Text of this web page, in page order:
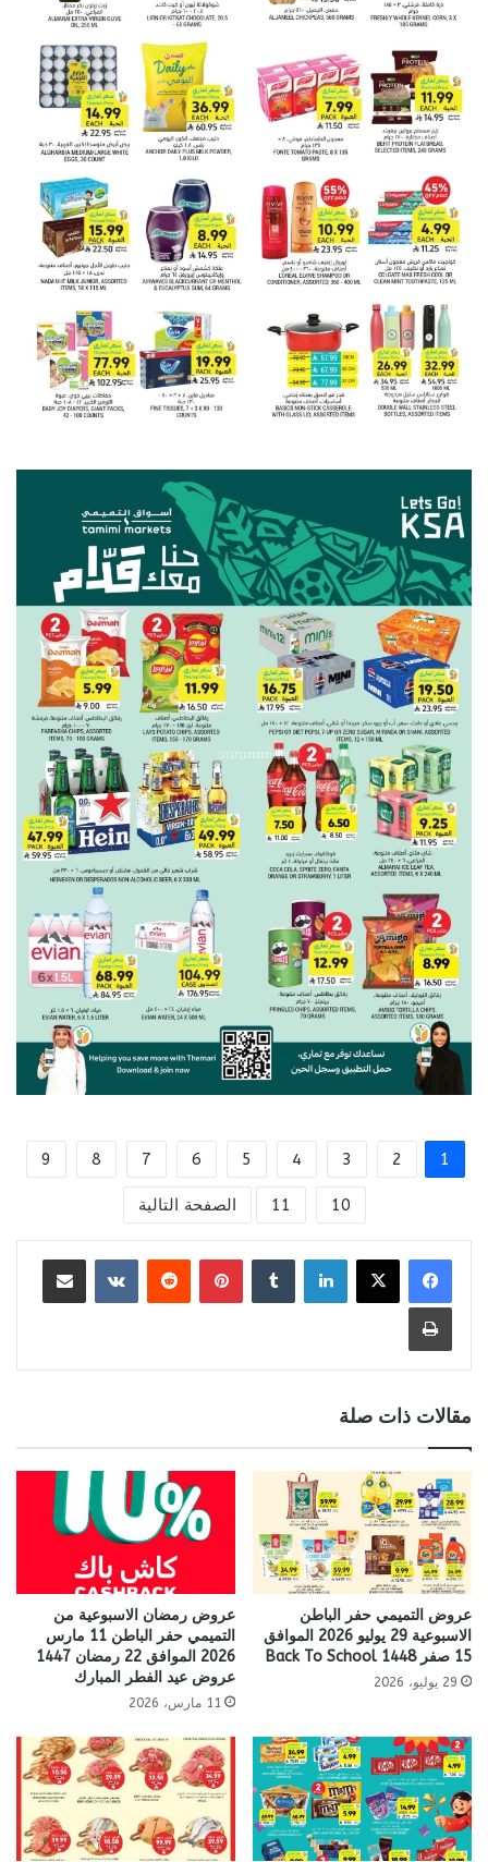
1
2
3
4
5
6
7
8
9
10
11 الصفحة التالية
لينكدإن بينتيريست مشاركة عبر البريد
طباعة
مقالات ذات صلة
عروض التميمي حفر الباطن
الاسبوعية 29 يوليو 2026 الموافق
15 صفر 1448 Back To School
29 يوليو، 2026
عروض رمضان الاسبوعية من
التميمي حفر الباطن 11 مارس
2026 الموافق 22 رمضان 1447
عروض عيد الفطر المبارك
11 مارس، 2026